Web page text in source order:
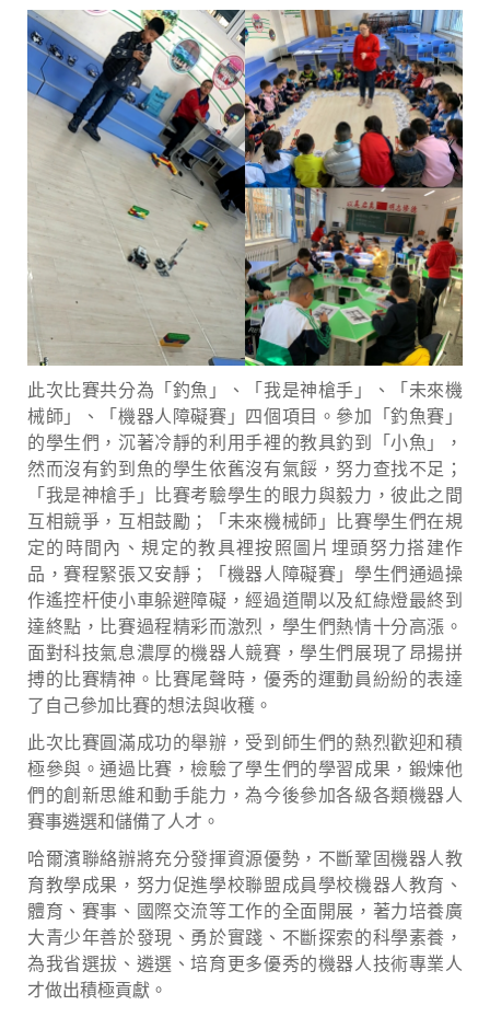
此次比賽共分為「釣魚」、「我是神槍手」、「未來機
械師」、「機器人障礙賽」四個項目。參加「釣魚賽」
的學生們，沉著冷靜的利用手裡的教具釣到「小魚」，
然而沒有釣到魚的學生依舊沒有氣餒，努力查找不足；
「我是神槍手」比賽考驗學生的眼力與毅力，彼此之間
互相競爭，互相鼓勵；「未來機械師」比賽學生們在規
定的時間內、規定的教具裡按照圖片埋頭努力搭建作
品，賽程緊張又安靜；「機器人障礙賽」學生們通過操
作遙控杆使小車躲避障礙，經過道閘以及紅綠燈最終到
達終點，比賽過程精彩而激烈，學生們熱情十分高漲。
面對科技氣息濃厚的機器人競賽，學生們展現了昂揚拼
搏的比賽精神。比賽尾聲時，優秀的運動員紛紛的表達
了自己參加比賽的想法與收穫。
此次比賽圓滿成功的舉辦，受到師生們的熱烈歡迎和積
極參與。通過比賽，檢驗了學生們的學習成果，鍛煉他
們的創新思維和動手能力，為今後參加各級各類機器人
賽事遴選和儲備了人才。
哈爾濱聯絡辦將充分發揮資源優勢，不斷鞏固機器人教
育教學成果，努力促進學校聯盟成員學校機器人教育、
體育、賽事、國際交流等工作的全面開展，著力培養廣
大青少年善於發現、勇於實踐、不斷探索的科學素養，
為我省選拔、遴選、培育更多優秀的機器人技術專業人
才做出積極貢獻。